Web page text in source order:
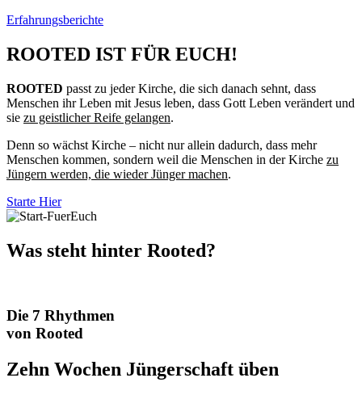
Erfahrungsberichte
ROOTED IST FÜR EUCH!
ROOTED passt zu jeder Kirche, die sich danach sehnt, dass
Menschen ihr Leben mit Jesus leben, dass Gott Leben verändert und
sie zu geistlicher Reife gelangen.
Denn so wächst Kirche – nicht nur allein dadurch, dass mehr
Menschen kommen, sondern weil die Menschen in der Kirche zu
Jüngern werden, die wieder Jünger machen.
Starte Hier
Was steht hinter Rooted?
Die 7 Rhythmen
von Rooted
Zehn Wochen Jüngerschaft üben